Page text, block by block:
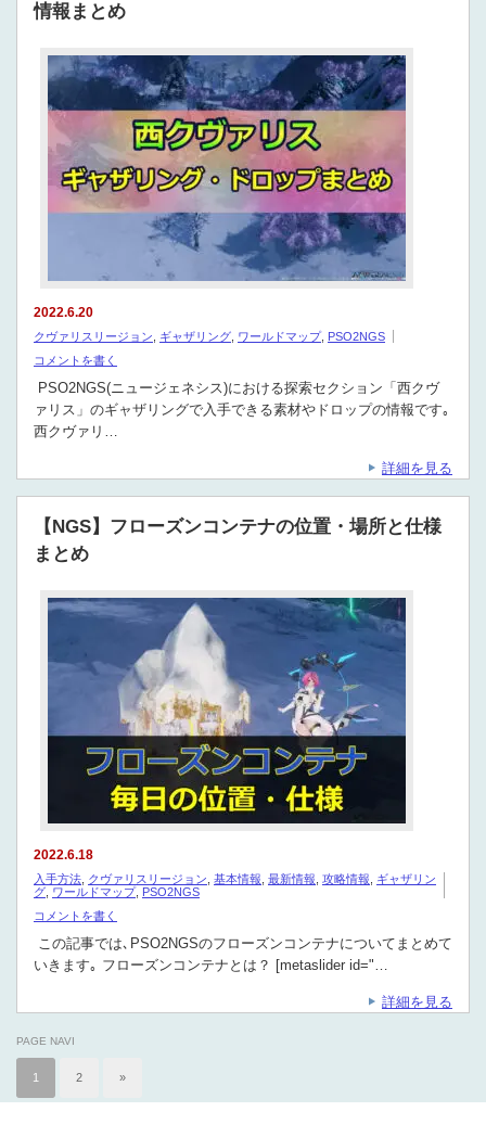
情報まとめ
2022.6.20
クヴァリスリージョン ギャザリング ワールドマップ
PSO2NGS
コメントを書く
PSO2NGS(ニュージェネシス)における探索セクション「西クヴ
ァリス」のギャザリングで入手できる素材やドロップの情報です｡
西クヴァリ…
詳細を見る
【NGS】フローズンコンテナの位置・場所と仕様
まとめ
2022.6.18
入手方法 クヴァリスリージョン 基本情報 最新情報 攻略情報
ギャザリン
グ ワールドマップ
PSO2NGS
コメントを書く
この記事では､PSO2NGSのフローズンコンテナについてまとめて
いきます｡ フローズンコンテナとは？ [metaslider id="…
詳細を見る
PAGE NAVI
1 2 »